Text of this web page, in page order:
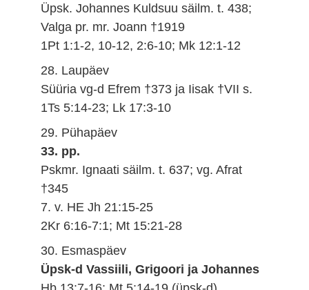
Üpsk. Johannes Kuldsuu säilm. t. 438;
Valga pr. mr. Joann †1919
1Pt 1:1-2, 10-12, 2:6-10; Mk 12:1-12
28. Laupäev
Süüria vg-d Efrem †373 ja Iisak †VII s.
1Ts 5:14-23; Lk 17:3-10
29. Pühapäev
33. pp.
Pskmr. Ignaati säilm. t. 637; vg. Afrat
†345
7. v. HE Jh 21:15-25
2Kr 6:16-7:1; Mt 15:21-28
30. Esmaspäev
Üpsk-d Vassiili, Grigoori ja Johannes